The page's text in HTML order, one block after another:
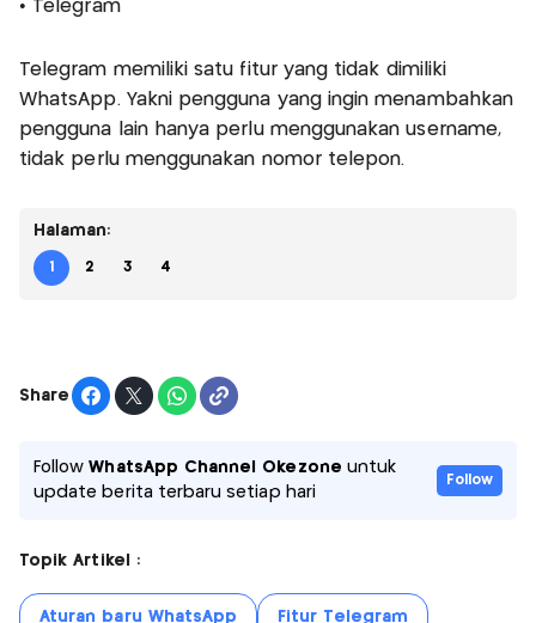
• Telegram
Telegram memiliki satu fitur yang tidak dimiliki
WhatsApp. Yakni pengguna yang ingin menambahkan
pengguna lain hanya perlu menggunakan username,
tidak perlu menggunakan nomor telepon.
Halaman:
1 2 3 4
Share
FollowWhatsApp Channel Okezone untuk
update berita terbaru setiap hari
Follow
Topik Artikel :
Aturan baru WhatsApp Fitur Telegram